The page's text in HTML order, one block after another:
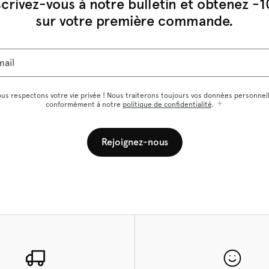
vous à notre bulletin et obtenez -
sur votre première commande.
respectons votre vie privée ! Nous traiterons toujours vos données
conformément à notre politique de confidentialité.
Rejoignez-nous